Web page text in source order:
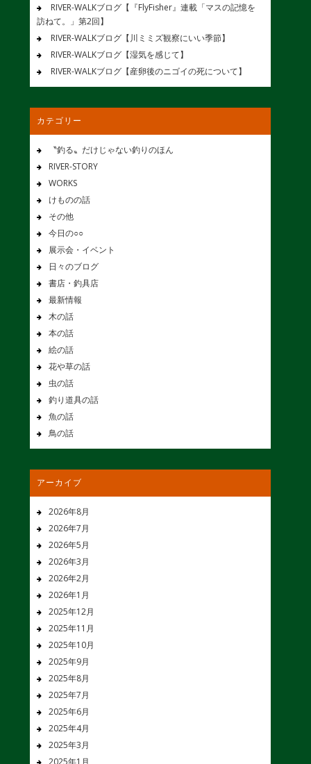
RIVER-WALKブログ【『FlyFisher』連載「マスの記憶を
訪ねて。」第2回】
RIVER-WALKブログ【川ミミズ観察にいい季節】
RIVER-WALKブログ【湿気を感じて】
RIVER-WALKブログ【産卵後のニゴイの死について】
カテゴリー
〝釣る〟だけじゃない釣りのほん
RIVER-STORY
WORKS
けものの話
その他
今日の○○
展示会・イベント
日々のブログ
書店・釣具店
最新情報
木の話
本の話
絵の話
花や草の話
虫の話
釣り道具の話
魚の話
鳥の話
アーカイブ
2026年8月
2026年7月
2026年5月
2026年3月
2026年2月
2026年1月
2025年12月
2025年11月
2025年10月
2025年9月
2025年8月
2025年7月
2025年6月
2025年4月
2025年3月
2025年1月